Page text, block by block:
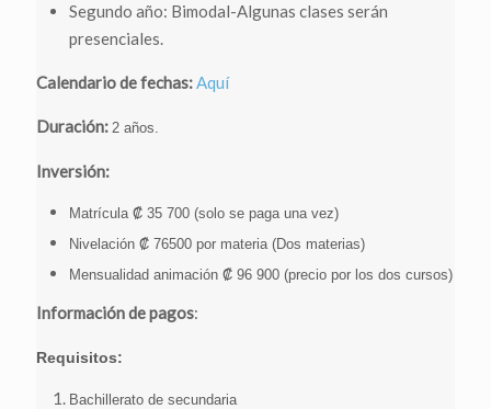
Segundo año: Bimodal-Algunas clases serán
presenciales.
Calendario de fechas:Aquí
Duración: 2 años.
Inversión:
Matrícula ₡ 35 700 (solo se paga una vez)
Nivelación ₡ 76500 por materia (Dos materias)
Mensualidad animación ₡ 96 900 (precio por los dos cursos)
Información de pagos:
Requisitos:
Bachillerato de secundaria